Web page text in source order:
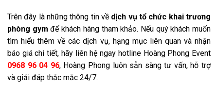
Trên đây là những thông tin về dịch vụ tổ chức khai trương
phòng gym để khách hàng tham khảo. Nếu quý khách muốn
tìm hiểu thêm về các dịch vụ, hạng mục liên quan và nhận
báo giá chi tiết, hãy liên hệ ngay hotline Hoàng Phong Event
0968 96 04 96, Hoàng Phong luôn sẵn sàng tư vấn, hỗ trợ
và giải đáp thắc mắc 24/7.